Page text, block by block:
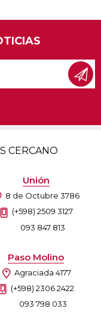
CERCANO
Unión
8 de Octubre 3786
(+598) 2509 3127
093 847 813
Paso Molino
Agraciada 4177
(+598) 2306 2422
093 798 033